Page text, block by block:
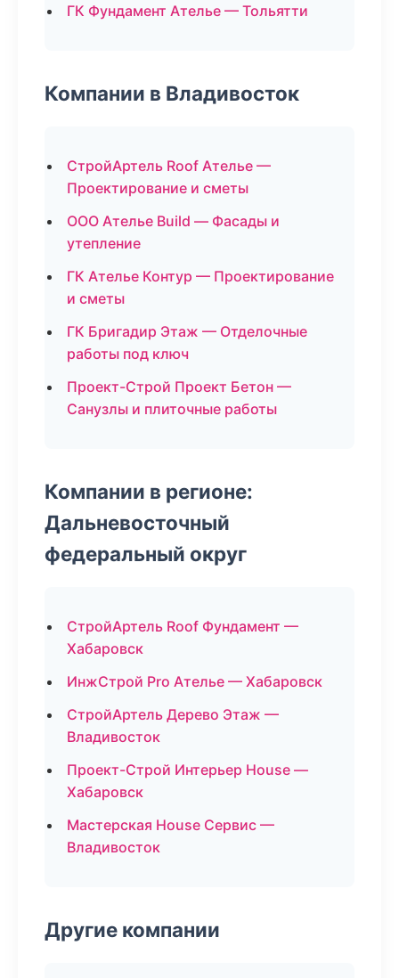
ГК Фундамент Ателье — Тольятти
Компании в Владивосток
СтройАртель Roof Ателье —
Проектирование и сметы
ООО Ателье Build — Фасады и
утепление
ГК Ателье Контур — Проектирование
и сметы
ГК Бригадир Этаж — Отделочные
работы под ключ
Проект-Строй Проект Бетон —
Санузлы и плиточные работы
Компании в регионе:
Дальневосточный
федеральный округ
СтройАртель Roof Фундамент —
Хабаровск
ИнжСтрой Pro Ателье — Хабаровск
СтройАртель Дерево Этаж —
Владивосток
Проект-Строй Интерьер House —
Хабаровск
Мастерская House Сервис —
Владивосток
Другие компании